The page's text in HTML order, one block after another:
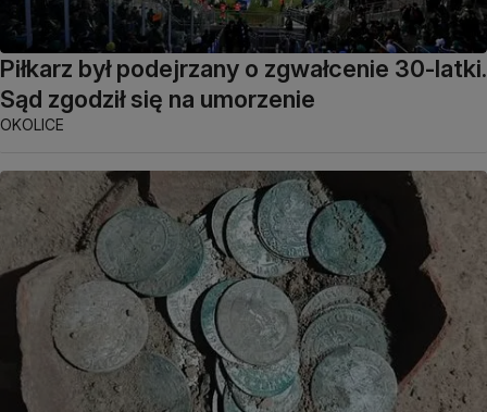
Piłkarz był podejrzany o zgwałcenie 30-latki.
Sąd zgodził się na umorzenie
OKOLICE